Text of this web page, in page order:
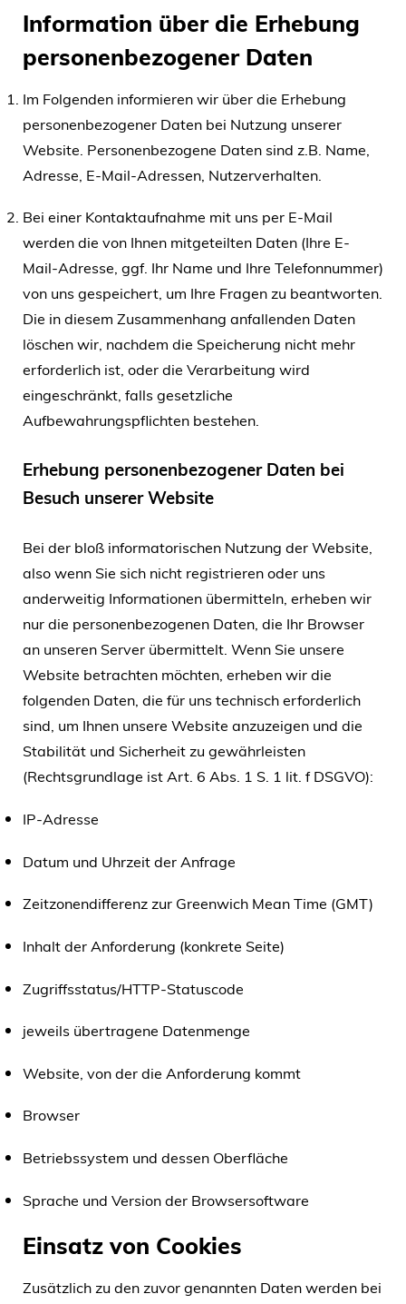
Information über die Erhebung
personenbezogener Daten
Im Folgenden informieren wir über die Erhebung
personenbezogener Daten bei Nutzung unserer
Website. Personenbezogene Daten sind z.B. Name,
Adresse, E-Mail-Adressen, Nutzerverhalten.
Bei einer Kontaktaufnahme mit uns per E-Mail
werden die von Ihnen mitgeteilten Daten (Ihre E-
Mail-Adresse, ggf. Ihr Name und Ihre Telefonnummer)
von uns gespeichert, um Ihre Fragen zu beantworten.
Die in diesem Zusammenhang anfallenden Daten
löschen wir, nachdem die Speicherung nicht mehr
erforderlich ist, oder die Verarbeitung wird
eingeschränkt, falls gesetzliche
Aufbewahrungspflichten bestehen.
Erhebung personenbezogener Daten bei
Besuch unserer Website
Bei der bloß informatorischen Nutzung der Website,
also wenn Sie sich nicht registrieren oder uns
anderweitig Informationen übermitteln, erheben wir
nur die personenbezogenen Daten, die Ihr Browser
an unseren Server übermittelt. Wenn Sie unsere
Website betrachten möchten, erheben wir die
folgenden Daten, die für uns technisch erforderlich
sind, um Ihnen unsere Website anzuzeigen und die
Stabilität und Sicherheit zu gewährleisten
(Rechtsgrundlage ist Art. 6 Abs. 1 S. 1 lit. f DSGVO):
IP-Adresse
Datum und Uhrzeit der Anfrage
Zeitzonendifferenz zur Greenwich Mean Time (GMT)
Inhalt der Anforderung (konkrete Seite)
Zugriffsstatus/HTTP-Statuscode
jeweils übertragene Datenmenge
Website, von der die Anforderung kommt
Browser
Betriebssystem und dessen Oberfläche
Sprache und Version der Browsersoftware
Einsatz von Cookies
Zusätzlich zu den zuvor genannten Daten werden bei